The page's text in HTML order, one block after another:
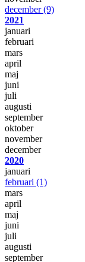
december(9)
2021
januari
februari
mars
april
maj
juni
juli
augusti
september
oktober
november
december
2020
januari
februari (1)
mars
april
maj
juni
juli
augusti
september